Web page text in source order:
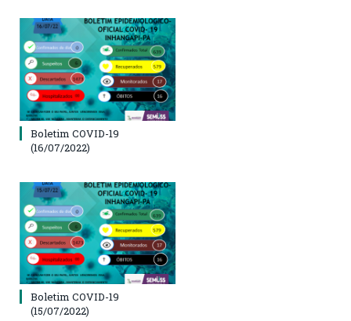
Boletim COVID-19
(16/07/2022)
Boletim COVID-19
(15/07/2022)